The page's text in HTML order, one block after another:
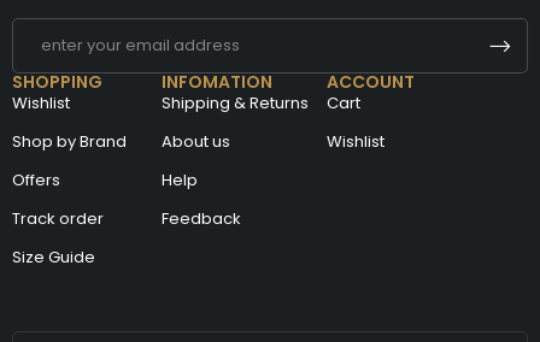
SHOPPING
Wishlist
Shop by Brand
Offers
Track order
Size Guide
INFOMATION
Shipping & Returns
About us
Help
Feedback
ACCOUNT
Cart
Wishlist